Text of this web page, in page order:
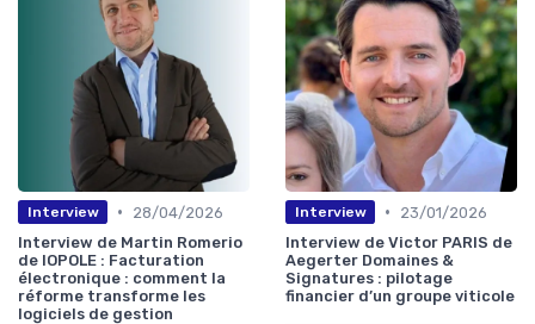
Interview •
28/04/2026
Interview de Martin Romerio
de IOPOLE : Facturation
électronique : comment la
réforme transforme les
logiciels de gestion
Interview •
23/01/2026
Interview de Victor PARIS de
Aegerter Domaines &
Signatures : pilotage
financier d’un groupe viticole